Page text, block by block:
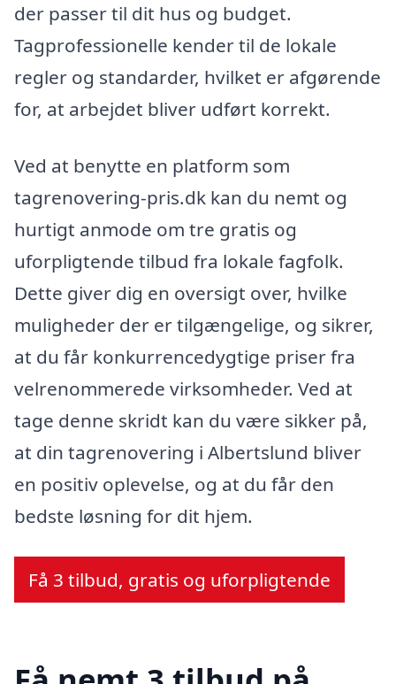
der passer til dit hus og budget.
Tagprofessionelle kender til de lokale
regler og standarder, hvilket er afgørende
for, at arbejdet bliver udført korrekt.
Ved at benytte en platform som
tagrenovering-pris.dk kan du nemt og
hurtigt anmode om tre gratis og
uforpligtende tilbud fra lokale fagfolk.
Dette giver dig en oversigt over, hvilke
muligheder der er tilgængelige, og sikrer,
at du får konkurrencedygtige priser fra
velrenommerede virksomheder. Ved at
tage denne skridt kan du være sikker på,
at din tagrenovering i Albertslund bliver
en positiv oplevelse, og at du får den
bedste løsning for dit hjem.
Få 3 tilbud, gratis og uforpligtende